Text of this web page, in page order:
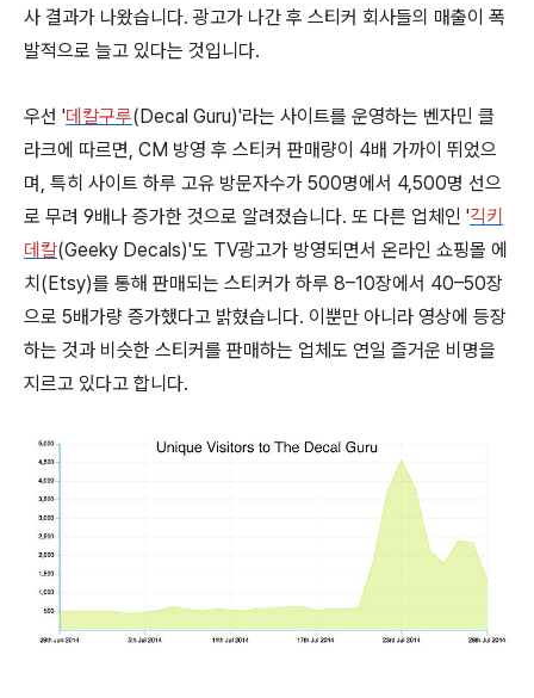
사 결과가 나왔습니다. 광고가 나간 후 스티커 회사들의 매출이 폭
발적으로 늘고 있다는 것입니다.
우선 '데칼구루(Decal Guru)'라는 사이트를 운영하는 벤자민 클
라크에 따르면, CM 방영 후 스티커 판매량이 4배 가까이 뛰었으
며, 특히 사이트 하루 고유 방문자수가 500명에서 4,500명 선으
로 무려 9배나 증가한 것으로 알려졌습니다. 또 다른 업체인 '긱키
데칼(Geeky Decals)'도 TV광고가 방영되면서 온라인 쇼핑몰 에
치(Etsy)를 통해 판매되는 스티커가 하루 8–10장에서 40–50장
으로 5배가량 증가했다고 밝혔습니다. 이뿐만 아니라 영상에 등장
하는 것과 비슷한 스티커를 판매하는 업체도 연일 즐거운 비명을
지르고 있다고 합니다.